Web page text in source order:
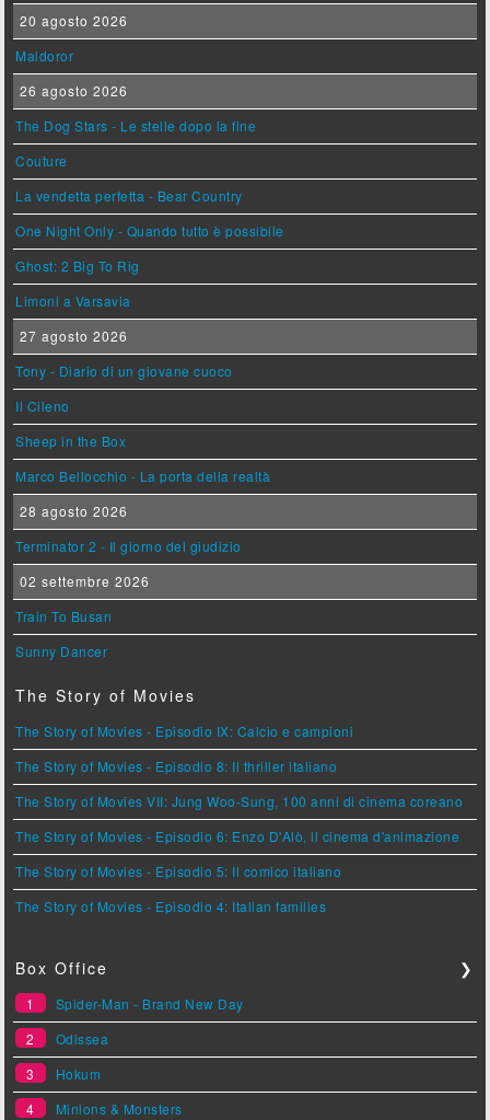
20 agosto 2026
Maldoror
26 agosto 2026
The Dog Stars - Le stelle dopo la fine
Couture
La vendetta perfetta - Bear Country
One Night Only - Quando tutto è possibile
Ghost: 2 Big To Rig
Limoni a Varsavia
27 agosto 2026
Tony - Diario di un giovane cuoco
Il Cileno
Sheep in the Box
Marco Bellocchio - La porta della realtà
28 agosto 2026
Terminator 2 - Il giorno del giudizio
02 settembre 2026
Train To Busan
Sunny Dancer
The Story of Movies
The Story of Movies - Episodio IX: Calcio e campioni
The Story of Movies - Episodio 8: Il thriller italiano
The Story of Movies VII: Jung Woo-Sung, 100 anni di cinema coreano
The Story of Movies - Episodio 6: Enzo D'Alò, il cinema d'animazione
The Story of Movies - Episodio 5: Il comico italiano
The Story of Movies - Episodio 4: Italian families
Box Office ❯
1
Spider-Man - Brand New Day
2
Odissea
3
Hokum
4
Minions & Monsters